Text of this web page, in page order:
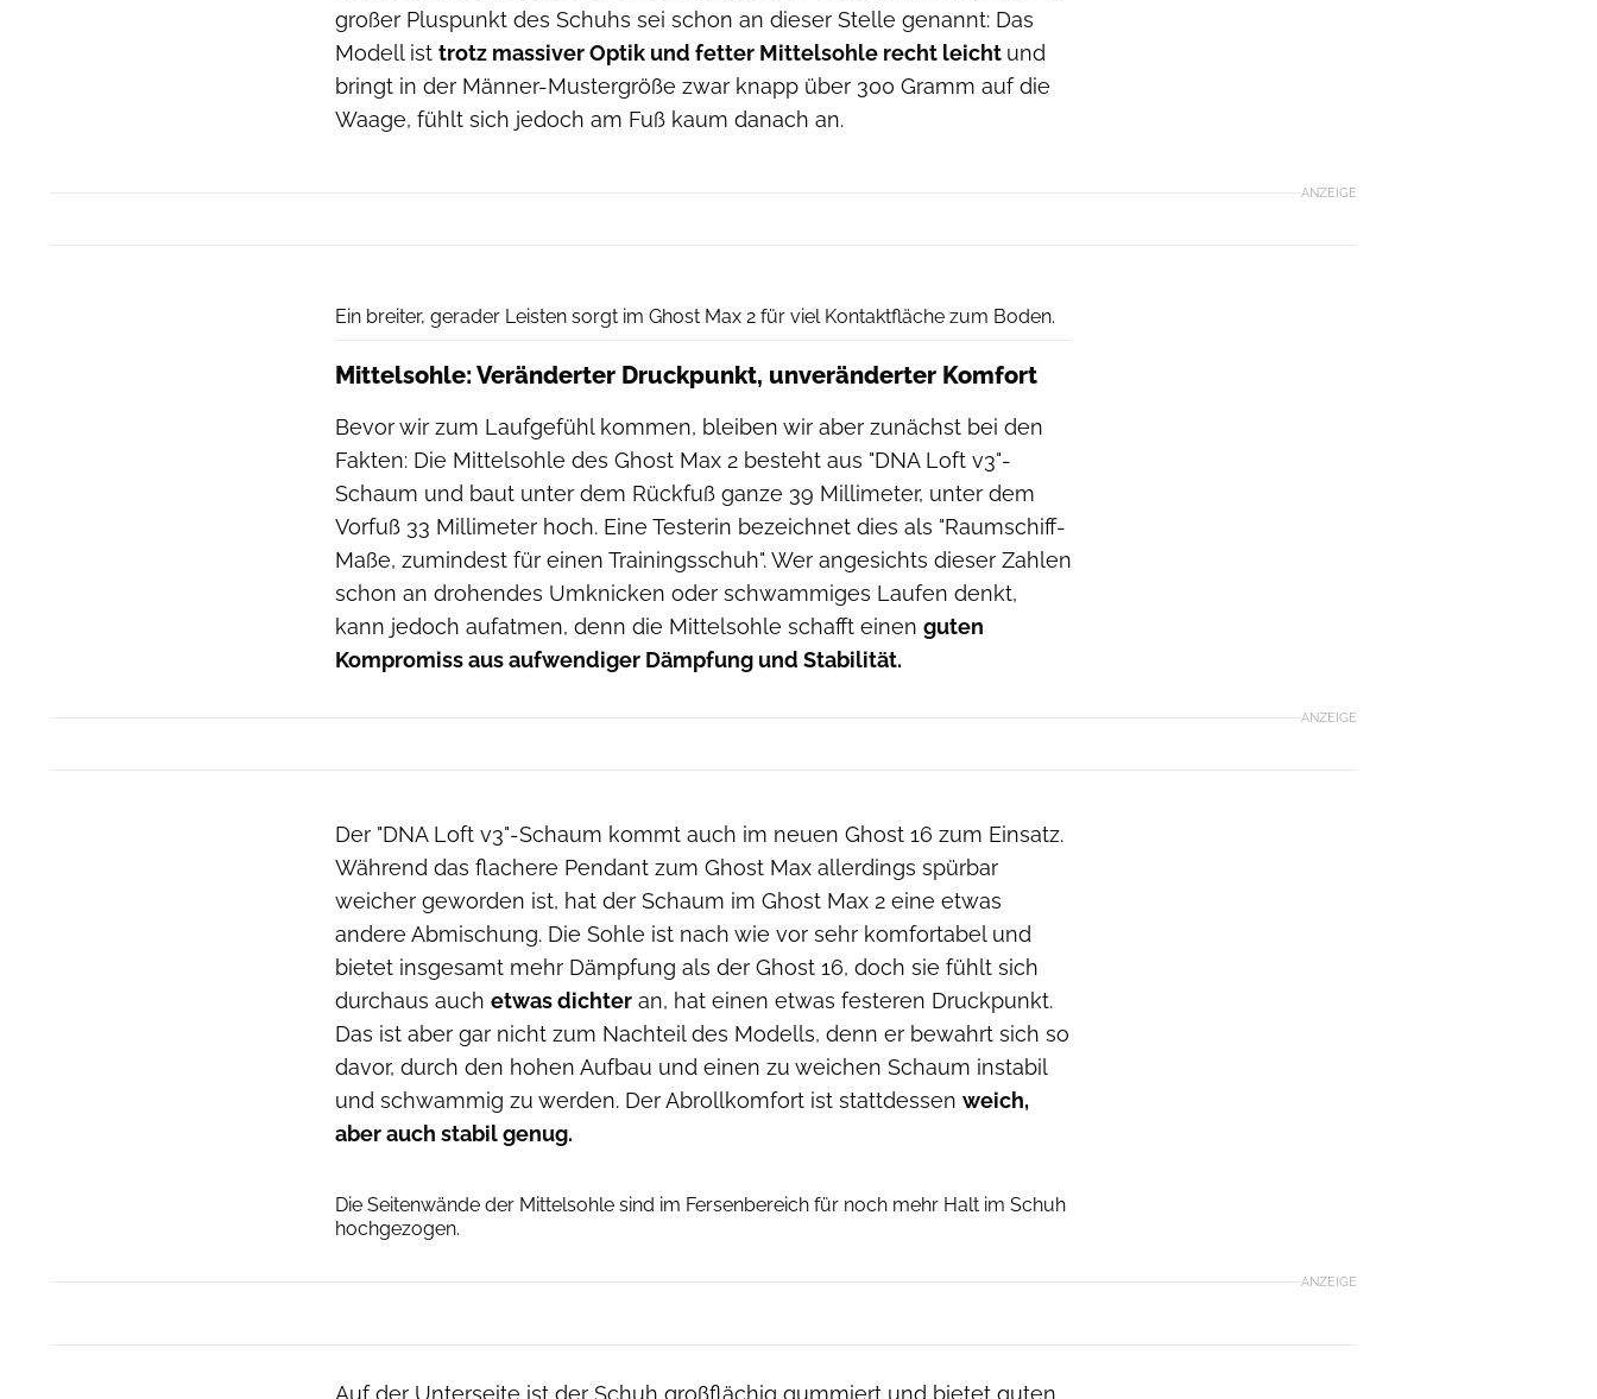
großer Pluspunkt des Schuhs sei schon an dieser Stelle genannt: Das
Modell ist trotz massiver Optik und fetter Mittelsohle recht leicht und
bringt in der Männer-Mustergröße zwar knapp über 300 Gramm auf die
Waage, fühlt sich jedoch am Fuß kaum danach an.
ANZEIGE
Ein breiter, gerader Leisten sorgt im Ghost Max 2 für viel Kontaktfläche zum Boden.
Mittelsohle: Veränderter Druckpunkt, unveränderter Komfort
Bevor wir zum Laufgefühl kommen, bleiben wir aber zunächst bei den
Fakten: Die Mittelsohle des Ghost Max 2 besteht aus "DNA Loft v3"-
Schaum und baut unter dem Rückfuß ganze 39 Millimeter, unter dem
Vorfuß 33 Millimeter hoch. Eine Testerin bezeichnet dies als "Raumschiff-
Maße, zumindest für einen Trainingsschuh". Wer angesichts dieser Zahlen
schon an drohendes Umknicken oder schwammiges Laufen denkt,
kann jedoch aufatmen, denn die Mittelsohle schafft einen guten
Kompromiss aus aufwendiger Dämpfung und Stabilität.
ANZEIGE
Der "DNA Loft v3"-Schaum kommt auch im neuen Ghost 16 zum Einsatz.
Während das flachere Pendant zum Ghost Max allerdings spürbar
weicher geworden ist, hat der Schaum im Ghost Max 2 eine etwas
andere Abmischung. Die Sohle ist nach wie vor sehr komfortabel und
bietet insgesamt mehr Dämpfung als der Ghost 16, doch sie fühlt sich
durchaus auch etwas dichter an, hat einen etwas festeren Druckpunkt.
Das ist aber gar nicht zum Nachteil des Modells, denn er bewahrt sich so
davor, durch den hohen Aufbau und einen zu weichen Schaum instabil
und schwammig zu werden. Der Abrollkomfort ist stattdessen weich,
aber auch stabil genug.
Die Seitenwände der Mittelsohle sind im Fersenbereich für noch mehr Halt im Schuh
hochgezogen.
ANZEIGE
Auf der Unterseite ist der Schuh großflächig gummiert und bietet guten